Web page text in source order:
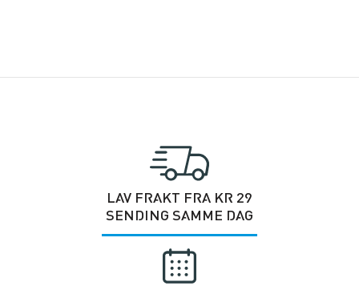
LAV FRAKT FRA KR 29
SENDING SAMME DAG